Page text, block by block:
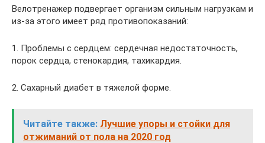
Велотренажер подвергает организм сильным нагрузкам и
из-за этого имеет ряд противопоказаний:
1. Проблемы с сердцем: сердечная недостаточность,
порок сердца, стенокардия, тахикардия.
2. Сахарный диабет в тяжелой форме.
Читайте также: Лучшие упоры и стойки для
отжиманий от пола на 2020 год